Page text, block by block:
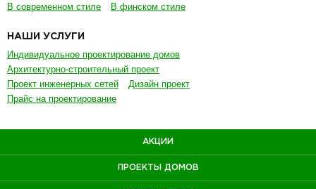
В современном стиле
В финском стиле
НАШИ УСЛУГИ
Индивидуальное проектирование домов
Архитектурно-строительный проект
Проект инженерных сетей
Дизайн проект
Прайс на проектирование
АКЦИИ
ПРОЕКТЫ ДОМОВ